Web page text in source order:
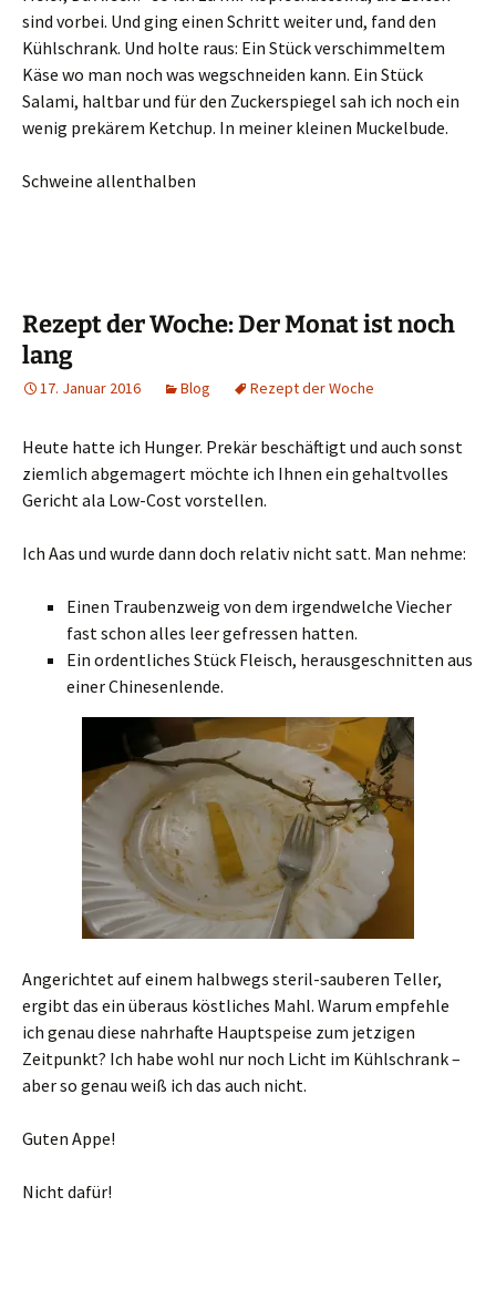
sind vorbei. Und ging einen Schritt weiter und, fand den
Kühlschrank. Und holte raus: Ein Stück verschimmeltem
Käse wo man noch was wegschneiden kann. Ein Stück
Salami, haltbar und für den Zuckerspiegel sah ich noch ein
wenig prekärem Ketchup. In meiner kleinen Muckelbude.
Schweine allenthalben
Rezept der Woche: Der Monat ist noch
lang
17. Januar 2016 Blog Rezept der Woche
Heute hatte ich Hunger. Prekär beschäftigt und auch sonst
ziemlich abgemagert möchte ich Ihnen ein gehaltvolles
Gericht ala Low-Cost vorstellen.
Ich Aas und wurde dann doch relativ nicht satt. Man nehme:
Einen Traubenzweig von dem irgendwelche Viecher
fast schon alles leer gefressen hatten.
Ein ordentliches Stück Fleisch, herausgeschnitten aus
einer Chinesenlende.
Angerichtet auf einem halbwegs steril-sauberen Teller,
ergibt das ein überaus köstliches Mahl. Warum empfehle
ich genau diese nahrhafte Hauptspeise zum jetzigen
Zeitpunkt? Ich habe wohl nur noch Licht im Kühlschrank –
aber so genau weiß ich das auch nicht.
Guten Appe!
Nicht dafür!